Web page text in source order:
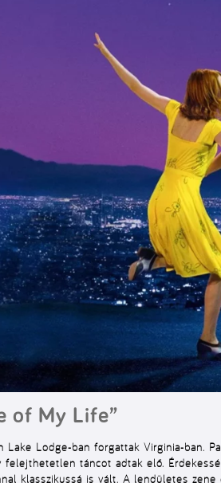
of My Life”
Lodge-ban forgattak Virginia-ban.
táncot adtak elő.
klasszikussá is vált. A lendületes